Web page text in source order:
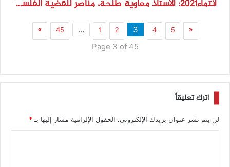
انتماء2021: الاستاذ معاوية طلحة، مناصر للقضية الفلسطينية، السودان.
«
1 2 3 4 5
…
45
»
Page 3 of 45
اترك تعليقاً
لن يتم نشر عنوان بريدك الإلكتروني. الحقول الإلزامية مشار إليها بـ *